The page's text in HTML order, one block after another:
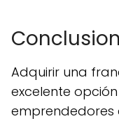
Adquirir una
excelente
emprendedores